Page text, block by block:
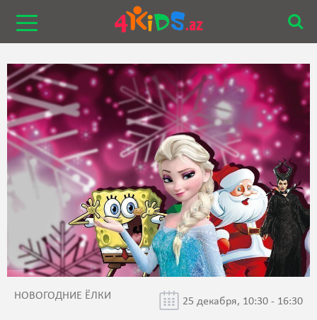
НОВОГОДНИЕ ЁЛКИ 25 декабря, 10:30 - 16:30